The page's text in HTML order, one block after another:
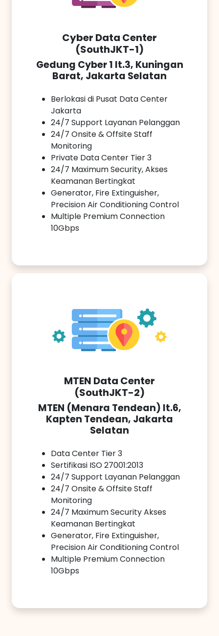
Cyber Data Center
(SouthJKT-1)
Gedung Cyber 1 lt.3, Kuningan
Barat, Jakarta Selatan
Berlokasi di Pusat Data Center
Jakarta
24/7 Support Layanan Pelanggan
24/7 Onsite & Offsite Staff
Monitoring
Private Data Center Tier 3
24/7 Maximum Security, Akses
Keamanan Bertingkat
Generator, Fire Extinguisher,
Precision Air Conditioning Control
Multiple Premium Connection
10Gbps
MTEN Data Center
(SouthJKT-2)
MTEN (Menara Tendean) lt.6,
Kapten Tendean, Jakarta
Selatan
Data Center Tier 3
Sertifikasi ISO 27001:2013
24/7 Support Layanan Pelanggan
24/7 Onsite & Offsite Staff
Monitoring
24/7 Maximum Security Akses
Keamanan Bertingkat
Generator, Fire Extinguisher,
Precision Air Conditioning Control
Multiple Premium Connection
10Gbps